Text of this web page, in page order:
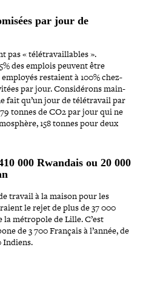
par jour de
pas « télé­tra­vaillables ».
des emplois peuvent être
restaient à 100% chez-​
par jour. Considérons main­
fait qu’un jour de télé­tra­vail par
tonnes de CO2 par jour qui ne
158 tonnes pour deux
000 Rwandais ou 20 000
travail à la maison pour les
le rejet de plus de 37 000
la métropole de Lille. C’est
de 3 700 Français à l’année, de
Indiens.